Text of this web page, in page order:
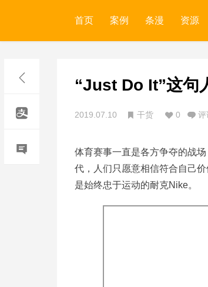
首页 案例 条漫 资源
“Just Do It”这句
2019.07.10 干货 0 评
体育赛事一直是各方争夺的战
代，人们只愿意相信符合自己
是始终忠于运动的耐克Nike。